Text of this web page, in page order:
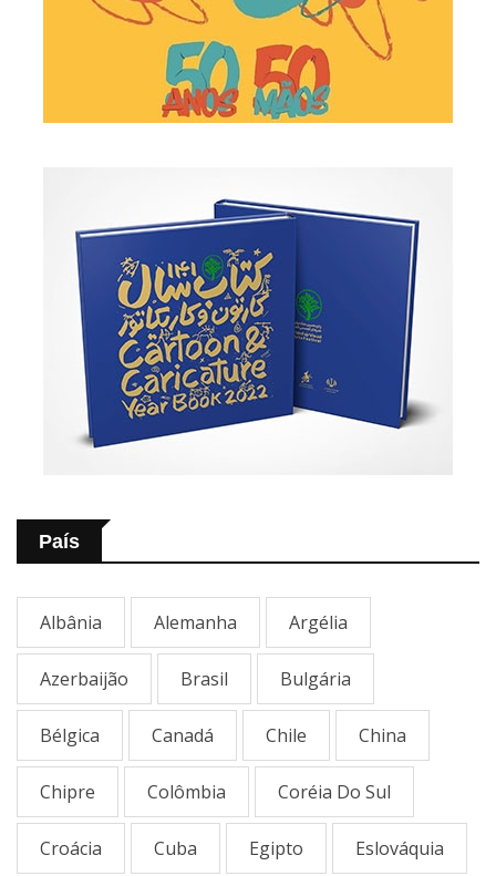
País
Albânia Alemanha Argélia
Azerbaijão Brasil Bulgária
Bélgica Canadá Chile China
Chipre Colômbia Coréia Do Sul
Croácia Cuba Egipto Eslováquia